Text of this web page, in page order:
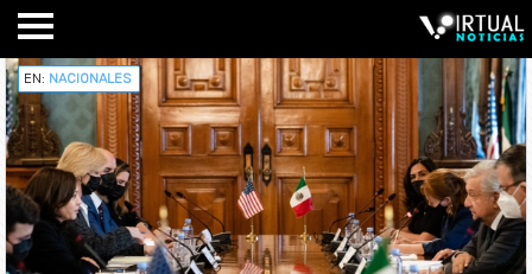
EN: NACIONALES